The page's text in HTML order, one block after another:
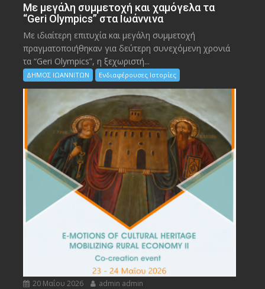
Με μεγάλη συμμετοχή και χαμόγελα τα
“Geri Olympics” στα Ιωάννινα
Με ιδιαίτερη επιτυχία και μεγάλη συμμετοχή
πραγματοποιήθηκαν για δεύτερη συνεχόμενη χρονιά
τα “Geri Olympics”, η ξεχωριστή...
ΔΗΜΟΣ ΙΩΑΝΝΙΤΩΝ Ενδιαφέρουσες Ιστορίες
20 Μαΐου 2026 admin admin